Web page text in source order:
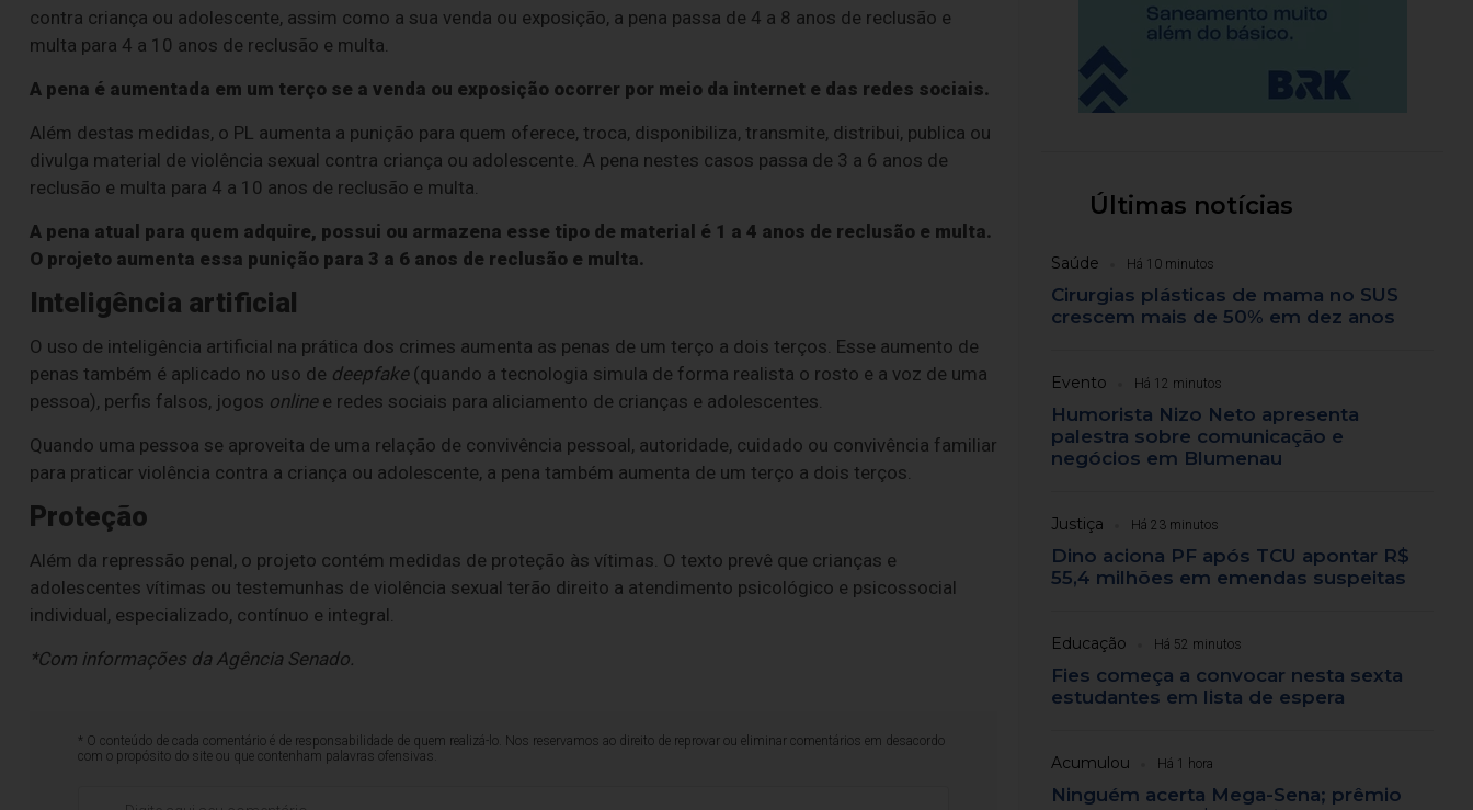
contra criança ou adolescente, assim como a sua venda ou exposição, a pena passa de 4 a 8 anos de reclusão e
multa para 4 a 10 anos de reclusão e multa.
A pena é aumentada em um terço se a venda ou exposição ocorrer por meio da internet e das redes sociais.
Além destas medidas, o PL aumenta a punição para quem oferece, troca, disponibiliza, transmite, distribui, publica ou
divulga material de violência sexual contra criança ou adolescente. A pena nestes casos passa de 3 a 6 anos de
reclusão e multa para 4 a 10 anos de reclusão e multa.
A pena atual para quem adquire, possui ou armazena esse tipo de material é 1 a 4 anos de reclusão e multa.
O projeto aumenta essa punição para 3 a 6 anos de reclusão e multa.
Inteligência artificial
O uso de inteligência artificial na prática dos crimes aumenta as penas de um terço a dois terços. Esse aumento de
penas também é aplicado no uso de deepfake(quando a tecnologia simula de forma realista o rosto e a voz de uma
pessoa), perfis falsos, jogos onlinee redes sociais para aliciamento de crianças e adolescentes.
Quando uma pessoa se aproveita de uma relação de convivência pessoal, autoridade, cuidado ou convivência familiar
para praticar violência contra a criança ou adolescente, a pena também aumenta de um terço a dois terços.
Proteção
Além da repressão penal, o projeto contém medidas de proteção às vítimas. O texto prevê que crianças e
adolescentes vítimas ou testemunhas de violência sexual terão direito a atendimento psicológico e psicossocial
individual, especializado, contínuo e integral.
*Com informações da Agência Senado.
* O conteúdo de cada comentário é de responsabilidade de quem realizá-lo. Nos reservamos ao direito de reprovar ou eliminar comentários em desacordo
com o propósito do site ou que contenham palavras ofensivas.
Últimas notícias
Saúde Há 10 minutos
Cirurgias plásticas de mama no SUS
crescem mais de 50% em dez anos
Evento Há 12 minutos
Humorista Nizo Neto apresenta
palestra sobre comunicação e
negócios em Blumenau
Justiça Há 23 minutos
Dino aciona PF após TCU apontar R$
55,4 milhões em emendas suspeitas
Educação Há 52 minutos
Fies começa a convocar nesta sexta
estudantes em lista de espera
Acumulou Há 1 hora
Ninguém acerta Mega-Sena; prêmio